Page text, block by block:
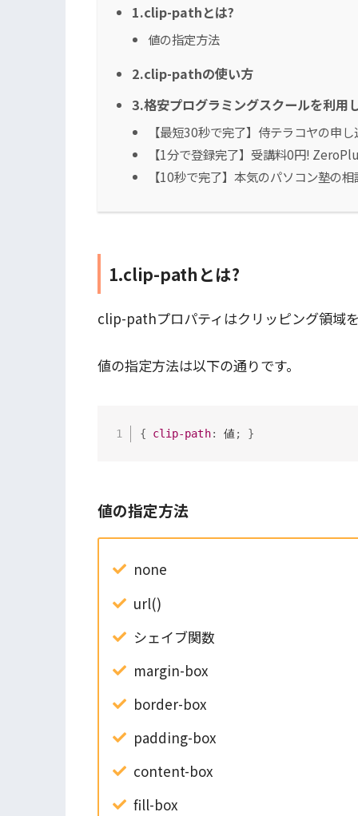
1.clip-pathとは?
値の指定方法
2.clip-pathの使い方
3.格安プログラミングスクールを利用
【最短30秒で完了】侍テラコヤの申
【1分で登録完了】受講料0円!
【10秒で完了】本気のパソコン塾の
1.clip-pathとは?
clip-pathプロパティはクリッピング領域
値の指定方法は以下の通りです。
{ clip-path: 値 ; }
値の指定方法
none
url()
シェイブ関数
margin-box
border-box
padding-box
content-box
fill-box